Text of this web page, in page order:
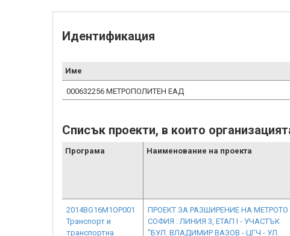
Идентификация
Име
000632256 МЕТРОПОЛИТЕН ЕАД
Списък проекти, в които
Програма Наименование на проекта
2014BG16M1OP001
Транспорт и
транспортна
ПРОЕКТ ЗА РАЗШИРЕНИЕ НА МЕТРОТО
СОФИЯ : ЛИНИЯ 3, ЕТАП I - УЧАСТЪК
"БУЛ. ВЛАДИМИР ВАЗОВ - ЦГЧ - УЛ.